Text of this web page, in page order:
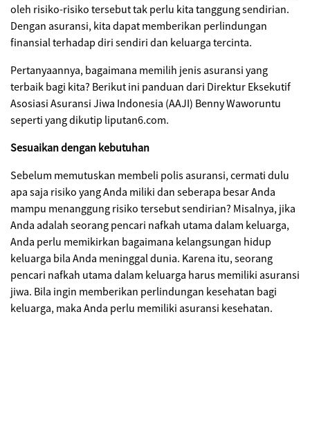
oleh risiko-risiko tersebut tak perlu kita tanggung sendirian.
Dengan asuransi, kita dapat memberikan perlindungan
finansial terhadap diri sendiri dan keluarga tercinta.
Pertanyaannya, bagaimana memilih jenis asuransi yang
terbaik bagi kita? Berikut ini panduan dari Direktur Eksekutif
Asosiasi Asuransi Jiwa Indonesia (AAJI) Benny Waworuntu
seperti yang dikutip liputan6.com.
Sesuaikan dengan kebutuhan
Sebelum memutuskan membeli polis asuransi, cermati dulu
apa saja risiko yang Anda miliki dan seberapa besar Anda
mampu menanggung risiko tersebut sendirian? Misalnya, jika
Anda adalah seorang pencari nafkah utama dalam keluarga,
Anda perlu memikirkan bagaimana kelangsungan hidup
keluarga bila Anda meninggal dunia. Karena itu, seorang
pencari nafkah utama dalam keluarga harus memiliki asuransi
jiwa. Bila ingin memberikan perlindungan kesehatan bagi
keluarga, maka Anda perlu memiliki asuransi kesehatan.